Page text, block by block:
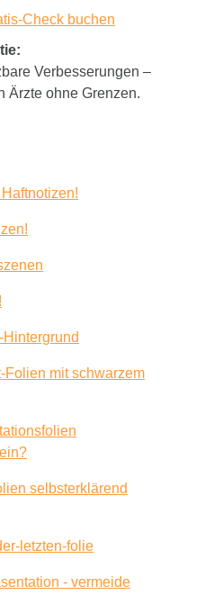
Check buchen
Verbesserungen –
Ärzte ohne Grenzen.
Folien mit schwarzem
selbsterklärend
- vermeide